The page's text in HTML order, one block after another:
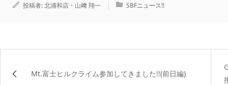
投稿者:北浦和店・山﨑 翔一 SBFニュース!!
Mt.富士ヒルクライム参加してきました!!(前日編)